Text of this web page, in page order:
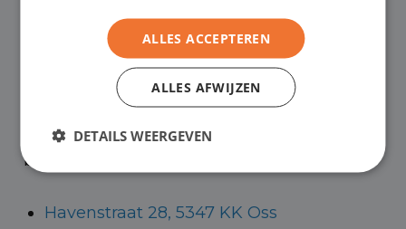
en natuurlijk voor een lekkere kop koffie!
kunt in Asten terecht voor onze
bedrijfswagens en in Oss, Geldrop en
Helmond voor zowel personenauto’s als
bedrijfswagens.
Havenstraat 28, 5347 KK Oss
ALLES ACCEPTEREN
ALLES AFWIJZEN
DETAILS WEERGEVEN